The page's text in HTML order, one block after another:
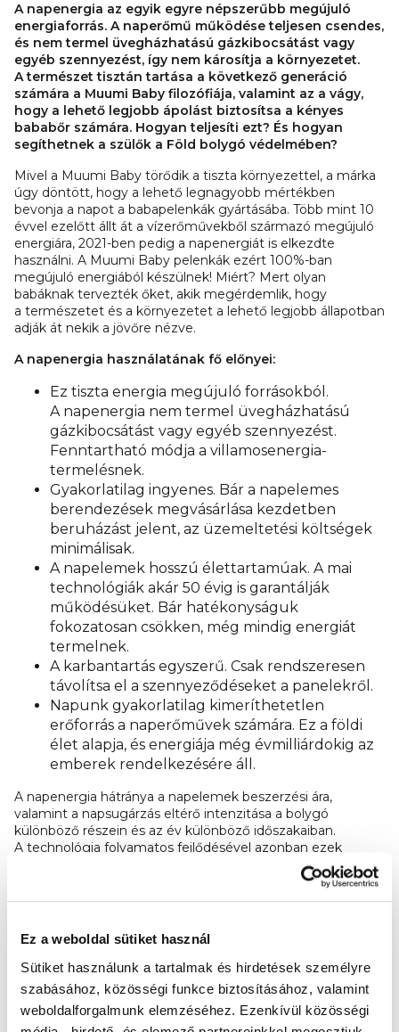
Ez a weboldal sütiket használ
Sütiket használunk a tartalmak és hirdetések személyre
szabásához, közösségi funkce biztosításához, valamint
weboldalforgalmunk elemzéséhez. Ezenkívül közösségi
A napenergia az egyik egyre népszerűbb megújuló
energiaforrás. A naperőmű működése teljesen csendes,
és nem termel üvegházhatású gázkibocsátást vagy
egyéb szennyezést, így nem károsítja a környezetet.
A természet tisztán tartása a következő generáció
számára a Muumi Baby filozófiája, valamint az a vágy,
hogy a lehető legjobb ápolást biztosítsa a kényes
bababőr számára. Hogyan teljesíti ezt? És hogyan
segíthetnek a szülők a Föld bolygó védelmében?
Mivel a Muumi Baby törődik a tiszta környezettel, a márka
úgy döntött, hogy a lehető legnagyobb mértékben
bevonja a napot a babapelenkák gyártásába. Több mint 10
évvel ezelőtt állt át a vízerőművekből származó megújuló
energiára, 2021-ben pedig a napenergiát is elkezdte
használni. A Muumi Baby pelenkák ezért 100%-ban
megújuló energiából készülnek! Miért? Mert olyan
babáknak tervezték őket, akik megérdemlik, hogy
a természetet és a környezetet a lehető legjobb állapotban
adják át nekik a jövőre nézve.
A napenergia használatának fő előnyei:
Ez tiszta energia megújuló forrásokból.
A napenergia nem termel üvegházhatású
gázkibocsátást vagy egyéb szennyezést.
Fenntartható módja a villamosenergia-
termelésnek.
Gyakorlatilag ingyenes. Bár a napelemes
berendezések megvásárlása kezdetben
beruházást jelent, az üzemeltetési költségek
minimálisak.
A napelemek hosszú élettartamúak. A mai
technológiák akár 50 évig is garantálják
működésüket. Bár hatékonyságuk
fokozatosan csökken, még mindig energiát
termelnek.
A karbantartás egyszerű. Csak rendszeresen
távolítsa el a szennyeződéseket a panelekről.
Napunk gyakorlatilag kimeríthetetlen
erőforrás a naperőművek számára. Ez a földi
élet alapja, és energiája még évmilliárdokig az
emberek rendelkezésére áll.
A napenergia hátránya a napelemek beszerzési ára,
valamint a napsugárzás eltérő intenzitása a bolygó
különböző részein és az év különböző időszakaiban.
A technológia folyamatos fejlődésével azonban ezek
elhasználódott napenergia-elemek újrahasznosításának
technológiája is egyre jobb.
A negatív hatások csökkentése
A naperőművek építése már most is számos olyan
előnnyel jár, amelyek a társadalom és a környezet
szempontjából kulcsfontosságúak. Csökkentik az
üvegházhatású gázok kibocsátását és a szénlábnyomot. Ez